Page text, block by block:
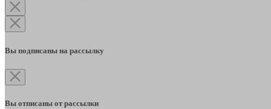
Вы подписаны на рассылку
Вы отписаны от рассылки